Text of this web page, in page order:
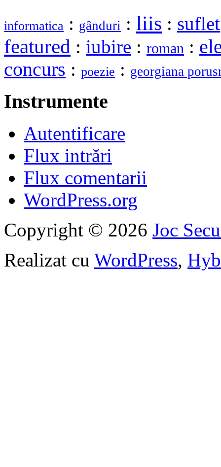
informatica : gânduri : liis : suflet
featured : iubire : roman :
concurs : poezie : georgiana
Instrumente
Autentificare
Flux intrări
Flux comentarii
WordPress.org
Copyright © 2026 Joc
Realizat cu WordPress,